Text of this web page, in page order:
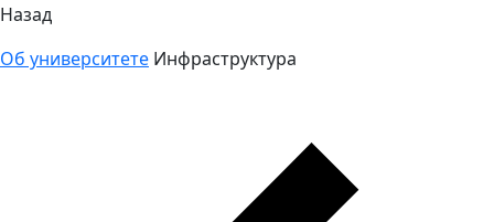
Назад
Об университете Инфраструктура